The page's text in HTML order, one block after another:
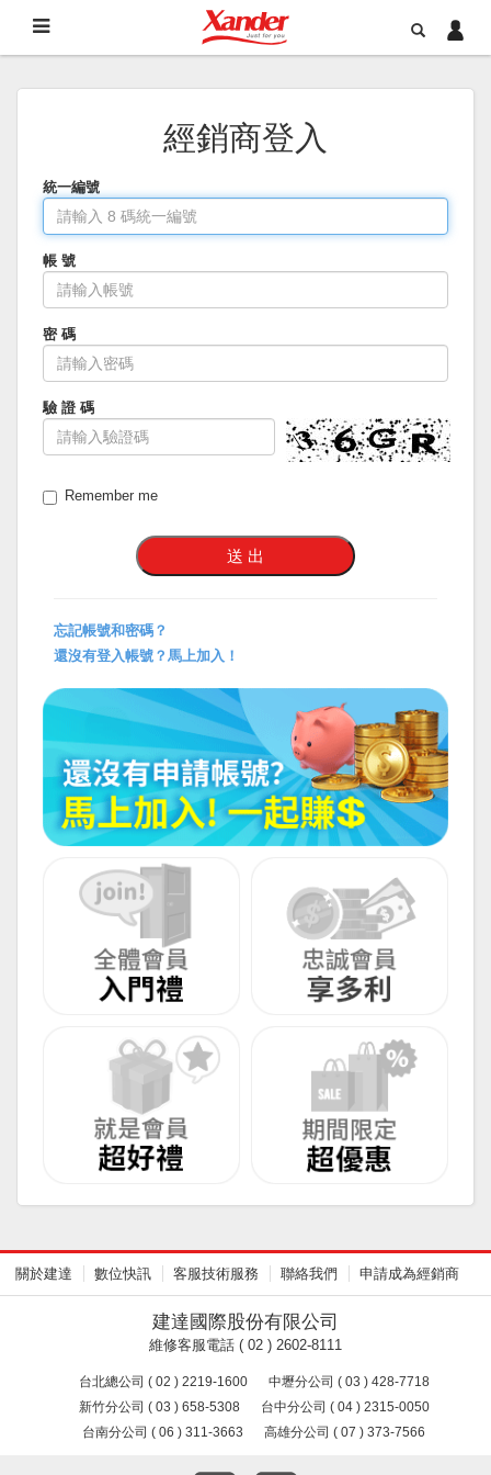
經銷商登入
統一編號
帳 號
密 碼
驗 證 碼
Remember me
忘記帳號和密碼？
還沒有登入帳號？馬上加入！
關於建達 數位快訊 客服技術服務 聯絡我們 申請成為經銷商
建達國際股份有限公司
維修客服電話 ( 02 ) 2602-8111
台北總公司 ( 02 ) 2219-1600
中壢分公司 ( 03 ) 428-7718
新竹分公司 ( 03 ) 658-5308
台中分公司 ( 04 ) 2315-0050
台南分公司 ( 06 ) 311-3663
高雄分公司 ( 07 ) 373-7566